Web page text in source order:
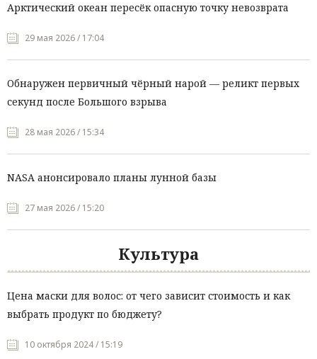
Арктический океан пересёк опасную точку невозврата
29 мая 2026 / 17:04
Обнаружен первичный чёрный нарой — реликт первых
секунд после Большого взрыва
28 мая 2026 / 15:34
NASA анонсировало планы лунной базы
27 мая 2026 / 15:20
Культура
Цена маски для волос: от чего зависит стоимость и как
выбрать продукт по бюджету?
10 октября 2024 / 15:19